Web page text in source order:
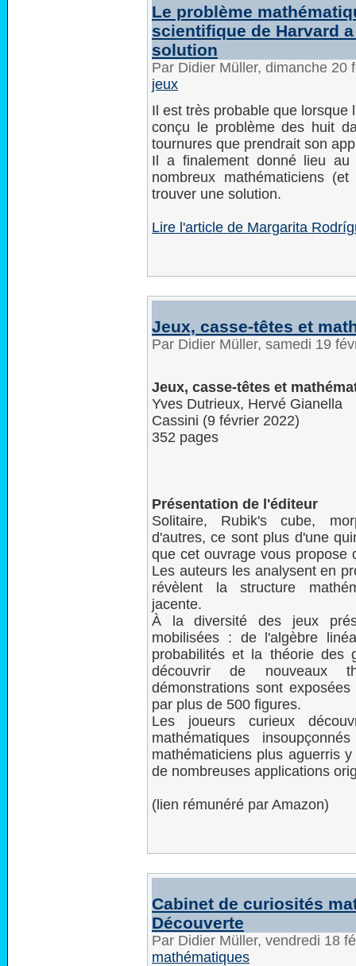
Le problème
scientifique de Harvard
solution
Par Didier Müller, dimanche 20
jeux
Il est très probable que lorsque
conçu le problème des huit
tournures que prendrait son
Il a finalement donné lieu
nombreux mathématiciens
trouver une solution.
Lire l'article de Margarita
Jeux, casse-têtes et
Par Didier Müller, samedi 19
Jeux, casse-têtes et
Yves Dutrieux, Hervé Gianella
Cassini (9 février 2022)
352 pages
Présentation de l'éditeur
Solitaire, Rubik's cube,
d'autres, ce sont plus d'une
que cet ouvrage vous propose
Les auteurs les analysent en
révèlent la structure
jacente.
À la diversité des jeux
mobilisées : de l'algèbre
probabilités et la théorie des
découvrir de nouveaux
démonstrations sont
par plus de 500 figures.
Les joueurs curieux
mathématiques
mathématiciens plus aguerris
de nombreuses applications
(lien rémunéré par Amazon)
Cabinet de curiosités
Découverte
Par Didier Müller, vendredi 18
mathématiques